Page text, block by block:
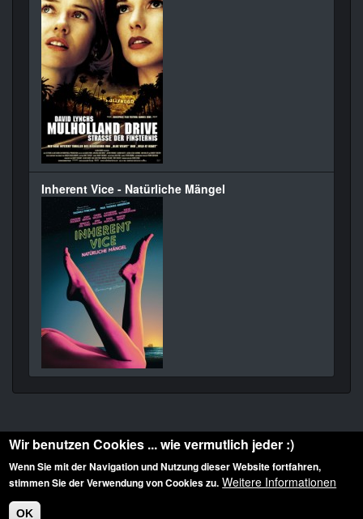
Inherent Vice - Natürliche Mängel
Diese Website ist urheberrechtlich geschützt: © 2010-2026 der Film Noir de. Alle
Rechte vorbehalten.
Wir benutzen Cookies ... wie vermutlich jeder :)
Wenn Sie mit der Navigation und Nutzung dieser Website fortfahren,
stimmen Sie der Verwendung von Cookies zu. Weitere Informationen
OK